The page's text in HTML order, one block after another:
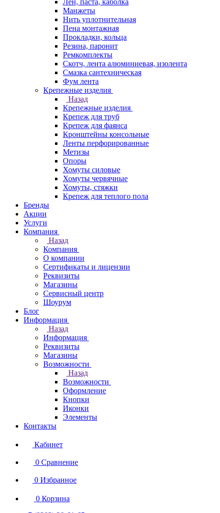
Лён, паста, каболка
Манжеты
Нить уплотнительная
Пена монтажная
Прокладки, кольца
Резина, паронит
Ремкомплекты
Скотч, лента алюминиевая, изолента
Смазка сантехническая
Фум лента
Крепежные изделия
Назад
Крепежные изделия
Крепеж для труб
Крепеж для фаянса
Кронштейны консольные
Ленты перфорированные
Метизы
Опоры
Хомуты силовые
Хомуты червячные
Хомуты, стяжки
Крепеж для теплого пола
Бренды
Акции
Услуги
Компания
Назад
Компания
О компании
Сертификаты и лицензии
Реквизиты
Магазины
Сервисный центр
Шоурум
Блог
Информация
Назад
Информация
Реквизиты
Магазины
Возможности
Назад
Возможности
Оформление
Кнопки
Иконки
Элементы
Контакты
Кабинет
0 Сравнение
0 Избранное
0 Корзина